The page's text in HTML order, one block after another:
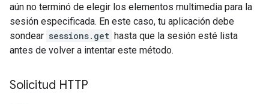
aún no terminó de elegir los elementos multimedia para la
sesión especificada. En este caso, tu aplicación debe
sondear sessions.get hasta que la sesión esté lista
antes de volver a intentar este método.
Solicitud HTTP